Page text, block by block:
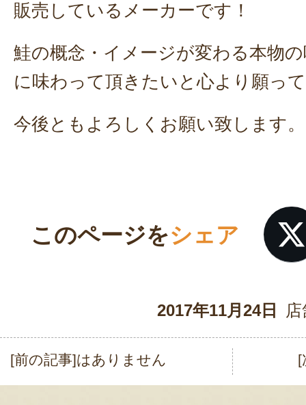
販売しているメーカーです！
鮭の概念・イメージが変わる本物
に味わって頂きたいと心より願っ
今後ともよろしくお願い致します。
このページをシェア
2017年11月24日
投
稿
[前の記事]はありません [